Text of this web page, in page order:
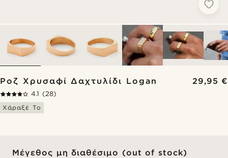
Ροζ Χρυσαφί Δαχτυλίδι Logan 29,95 €
4.1 (28)
Χάραξέ Το
Μέγεθος μη διαθέσιμο (out of stock)